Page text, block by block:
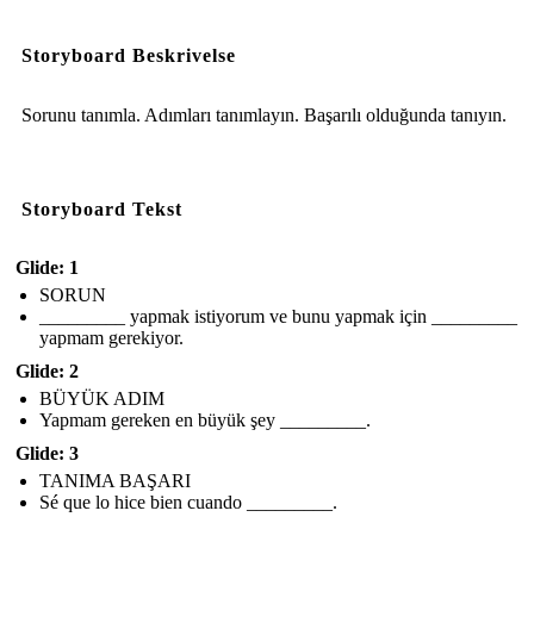
Storyboard Beskrivelse
Sorunu tanımla. Adımları tanımlayın. Başarılı olduğunda tanıyın.
Storyboard Tekst
Glide: 1
SORUN
_________ yapmak istiyorum ve bunu yapmak için _________
yapmam gerekiyor.
Glide: 2
BÜYÜK ADIM
Yapmam gereken en büyük şey _________.
Glide: 3
TANIMA BAŞARI
Sé que lo hice bien cuando _________.